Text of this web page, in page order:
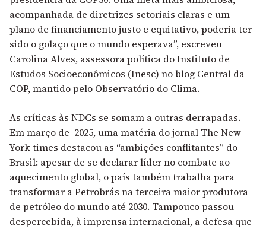
acompanhada de diretrizes setoriais claras e um
plano de financiamento justo e equitativo, poderia ter
sido o golaço que o mundo esperava”, escreveu
Carolina Alves, assessora política do Instituto de
Estudos Socioeconômicos (Inesc) no blog Central da
COP, mantido pelo Observatório do Clima.
As críticas às NDCs se somam a outras derrapadas.
Em março de 2025, uma matéria do jornal The New
York times destacou as “ambições conflitantes” do
Brasil: apesar de se declarar líder no combate ao
aquecimento global, o país também trabalha para
transformar a Petrobrás na terceira maior produtora
de petróleo do mundo até 2030. Tampouco passou
despercebida, à imprensa internacional, a defesa que